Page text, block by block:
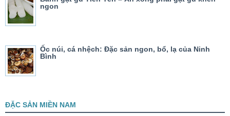
ngon
Ốc núi, cá nhệch: Đặc sản ngon, bổ, lạ của Ninh
Bình
ĐẶC SẢN MIỀN NAM